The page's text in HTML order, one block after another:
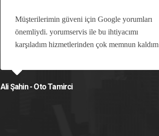
Müşterilerimin güveni için Google yorumları
önemliydi. yorumservis ile bu ihtiyacımı
karşıladım hizmetlerinden çok memnun kaldım
Ali Şahin - Oto Tamirci